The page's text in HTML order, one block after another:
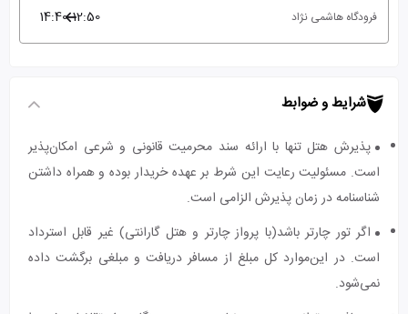
فرودگاه هاشمی نژاد 12:50
14:40
شرایط و ضوابط
پذیرش هتل تنها با ارائه سند محرمیت قانونی و شرعی امکان‌پذیر
است. مسئولیت رعایت این شرط بر عهده خریدار بوده و همراه داشتن
شناسنامه در زمان پذیرش الزامی است.
اگر تور چارتر باشد(با پرواز چارتر و هتل گارانتی) غیر قابل استرداد
است. در این‌موارد کل مبلغ از مسافر دریافت و مبلغی برگشت داده
نمی‌شود.